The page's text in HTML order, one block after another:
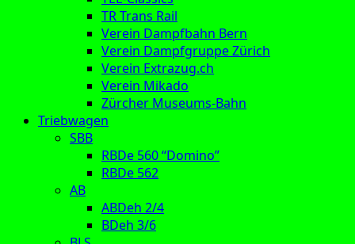
TR Trans Rail
Verein Dampfbahn Bern
Verein Dampfgruppe Zürich
Verein Extrazug.ch
Verein Mikado
Zürcher Museums-Bahn
Triebwagen
SBB
RBDe 560 “Domino”
RBDe 562
AB
ABDeh 2/4
BDeh 3/6